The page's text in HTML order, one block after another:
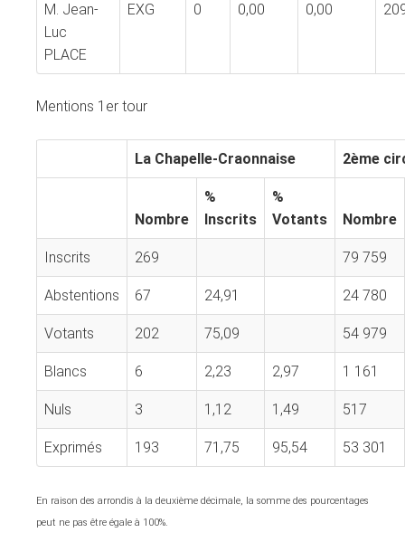
M. Jean-
Luc
PLACE
EXG 0 0,00 0,00
Mentions 1er tour
La Chapelle-Craonnaise 2ème
Nombre
%
Inscrits
%
Votants
Nombre
Inscrits 269 79 759
Abstentions 67 24,91 24 780
Votants 202 75,09 54 979
Blancs 6 2,23 2,97 1 161
Nuls 3 1,12 1,49 517
Exprimés 193 71,75 95,54 53 301
En raison des arrondis à la deuxième décimale, la somme des pourcentages
peut ne pas être égale à 100%.